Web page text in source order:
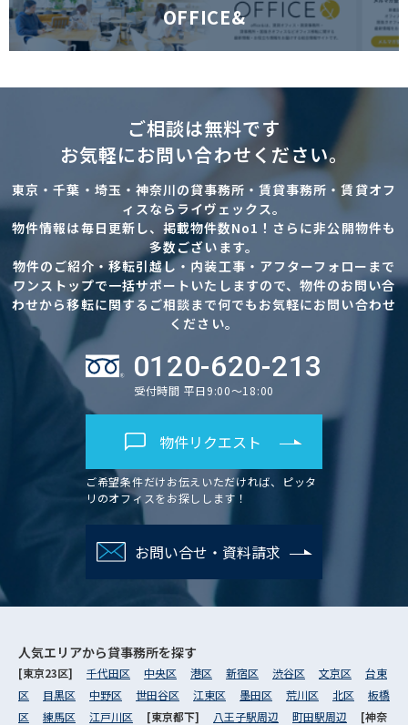
OFFICE&
ご相談は無料です
お気軽にお問い合わせください。
東京・千葉・埼玉・神奈川の貸事務所・賃貸事務所・賃貸オフ
ィスならライヴェックス。
物件情報は毎日更新し、掲載物件数No1！さらに非公開物件も
多数ございます。
物件のご紹介・移転引越し・内装工事・アフターフォローまで
ワンストップで一括サポートいたしますので、物件のお問い合
わせから移転に関するご相談まで何でもお気軽にお問い合わせ
ください。
0120-620-213
受付時間 平日9:00～18:00
物件リクエスト
ご希望条件だけお伝えいただければ、ピッタ
リのオフィスをお探しします！
お問い合せ・資料請求
人気エリアから貸事務所を探す
[東京23区] 千代田区 中央区 港区 新宿区 渋谷区 文京区
台東
区
目黒区 中野区 世田谷区 江東区 墨田区 荒川区 北区
板橋
区
練馬区 江戸川区 [東京都下] 八王子駅周辺 町田駅周辺
[神奈